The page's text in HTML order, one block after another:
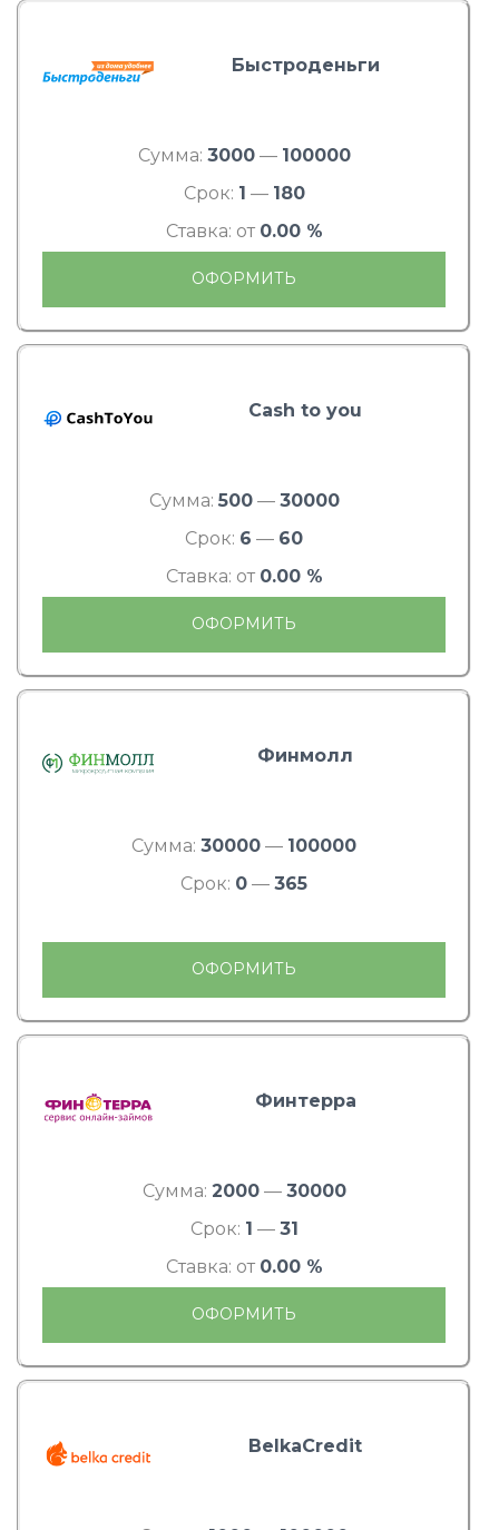
Быстроденьги
Сумма: 3000— 100000
Срок: 1 — 180
Ставка: от 0.00 %
ОФОРМИТЬ
Cash to you
Сумма: 500— 30000
Срок: 6 — 60
Ставка: от 0.00 %
ОФОРМИТЬ
Финмолл
Сумма: 30000 — 100000
Срок: 0 — 365
ОФОРМИТЬ
Финтерра
Сумма: 2000— 30000
Срок: 1 — 31
Ставка: от 0.00 %
ОФОРМИТЬ
BelkaCredit